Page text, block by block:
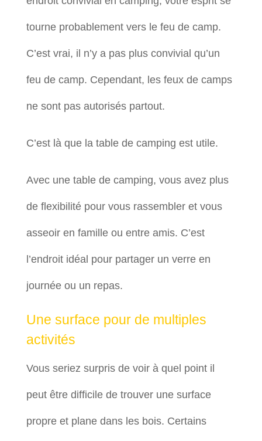
tourne probablement vers le feu de camp.
C’est vrai, il n’y a pas plus convivial qu’un
feu de camp. Cependant, les feux de camps
ne sont pas autorisés partout.
C’est là que la table de camping est utile.
Avec une table de camping, vous avez plus
de flexibilité pour vous rassembler et vous
asseoir en famille ou entre amis. C’est
l’endroit idéal pour partager un verre en
journée ou un repas.
Une surface pour de multiples
activités
Vous seriez surpris de voir à quel point il
peut être difficile de trouver une surface
propre et plane dans les bois. Certains